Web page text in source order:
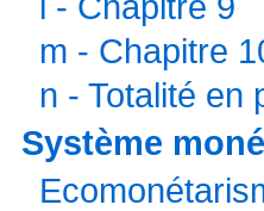
m - Chapitre
n - Totalité en
Système